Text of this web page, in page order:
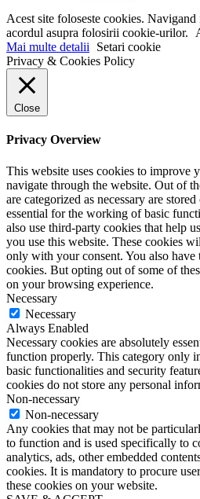
Acest site foloseste cookies.
acordul asupra folosirii cookie-urilor.
Mai multe detalii
Setari cookie
Privacy & Cookies Policy
Close
Privacy Overview
This website uses cookies to improve
navigate through the website. Out of
are categorized as necessary are
essential for the working of basic
also use third-party cookies that help
you use this website. These cookies
only with your consent. You also
cookies. But opting out of some of
on your browsing experience.
Necessary
Necessary
Always Enabled
Necessary cookies are absolutely
function properly. This category only
basic functionalities and security
cookies do not store any personal
Non-necessary
Non-necessary
Any cookies that may not be
to function and is used specifically to
analytics, ads, other embedded
cookies. It is mandatory to procure
these cookies on your website.